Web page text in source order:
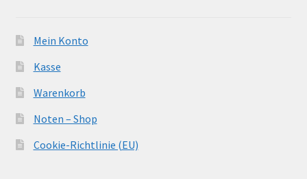
Mein Konto
Kasse
Warenkorb
Noten – Shop
Cookie-Richtlinie (EU)